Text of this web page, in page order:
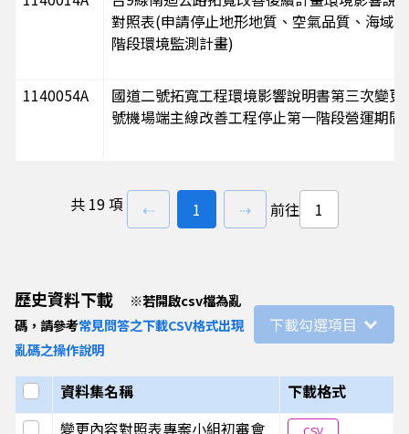
對照表(申請停止地形地質、空氣品質、海域
階段環境監測計畫)
1140054A
國道二號拓寬工程環境影響說明書第三次變
號機場端主線改善工程停止第一階段營運期
高雄都會區大眾捷運系統小港林園線環境影
照表（變更RL3預定站體位置）
1140104A
畫環境影響說明書變更內容對照表(南亞過氧
1130914A
嘉盛建材有限公司申請核定及變更核定礦業
號）環境影響說明書第四次變更內容對照表
共 19 項 ⇠上一頁前往
1 ⇢下一頁
前往
歷史資料下載 ※若開啟csv檔為亂
碼，請參考常見問答之下載CSV格式出現
亂碼之操作說明
下載勾選項目
選取全部
資料集名稱
下載格式
選取此列
變更內容對照表專案小組初審會
CSV